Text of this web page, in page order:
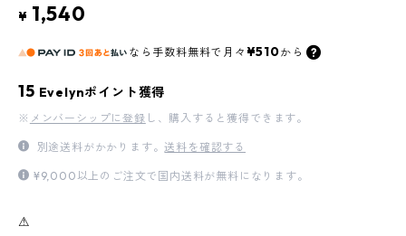
¥ 1,540
なら 手数料無料で 月々 ¥510から
15 Evelynポイント獲得
※ メンバーシップに登録 し、購入すると獲得できます。
別途送料がかかります。送料を確認する
¥9,000以上のご注文で国内送料が無料になります。
⚠︎